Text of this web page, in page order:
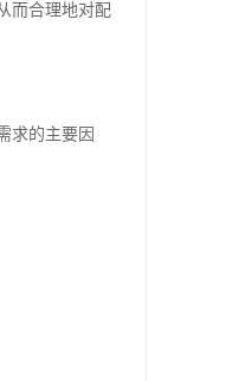
而合理地对配
求的主要因